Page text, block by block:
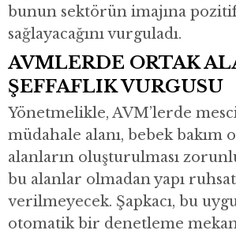
bunun sektörün imajına
sağlayacağını vurguladı.
AVMLERDE ORTAK
ŞEFFAFLIK VURGUSU
Yönetmelikle, AVM’lerde
müdahale alanı, bebek bakım
alanların oluşturulması
bu alanlar olmadan yapı
verilmeyecek. Şapkacı, bu
otomatik bir denetleme